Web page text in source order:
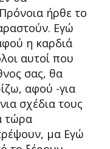
ήρθε το
Εγώ
η καρδιά
αυτοί που
σας, θα
αφού -για
σχέδια τους
τώρα
μα Εγώ